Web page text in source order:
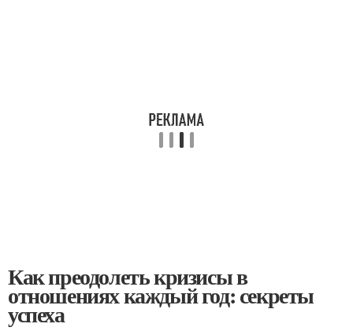
Как преодолеть кризисы в
отношениях каждый год: секреты
успеха